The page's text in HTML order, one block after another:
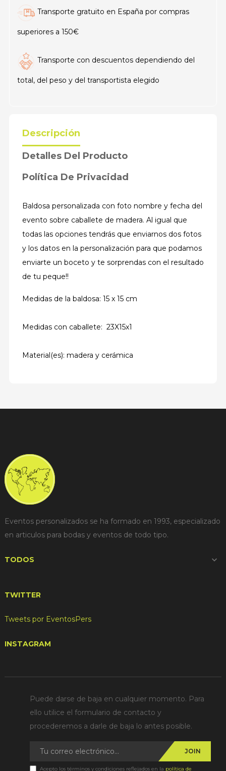
Transporte gratuito en España por compras
superiores a 150€
Transporte con descuentos dependiendo del
total, del peso y del transportista elegido
Descripción
Detalles Del Producto
Política De Privacidad
Baldosa personalizada con foto nombre y fecha del
evento sobre caballete de madera. Al igual que
todas las opciones tendrás que enviarnos dos fotos
y los datos en la personalización para que podamos
enviarte un boceto y te sorprendas con el resultado
de tu peque!!
Medidas de la baldosa: 15 x 15 cm
Medidas con caballete: 23X15x1
Material(es): madera y cerámica
Eventos personalizados se ha formado en 1993, especializado
en articulos para bodas y eventos de todo tipo.
TODOS 
TWITTER
Tweets por EventosPers
INSTAGRAM
Puede darse de baja en cualquier momento. Para
ello utilice el formulario de contacto y
procederemos a darle de baja lo antes posible.
JOIN
Acepto los términos y condiciones reflejados en la política de